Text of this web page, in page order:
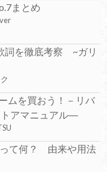
まとめ
詞を徹底考察 ~ガリ
ムを買おう！－リバ
トアマニュアル―
て何？ 由来や用法